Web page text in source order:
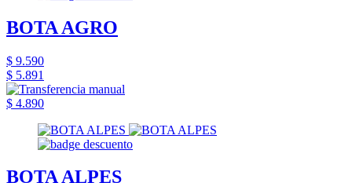
BOTA AGRO
$ 9.590
$ 5.891
$ 4.890
BOTA ALPES